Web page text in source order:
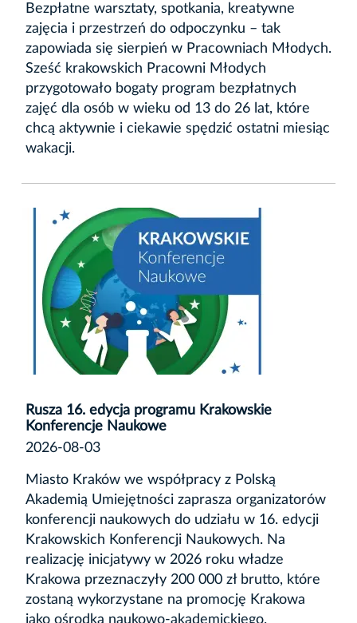
Bezpłatne warsztaty, spotkania, kreatywne
zajęcia i przestrzeń do odpoczynku – tak
zapowiada się sierpień w Pracowniach Młodych.
Sześć krakowskich Pracowni Młodych
przygotowało bogaty program bezpłatnych
zajęć dla osób w wieku od 13 do 26 lat, które
chcą aktywnie i ciekawie spędzić ostatni miesiąc
wakacji.
Rusza 16. edycja programu Krakowskie
Konferencje Naukowe
2026-08-03
Miasto Kraków we współpracy z Polską
Akademią Umiejętności zaprasza organizatorów
konferencji naukowych do udziału w 16. edycji
Krakowskich Konferencji Naukowych. Na
realizację inicjatywy w 2026 roku władze
Krakowa przeznaczyły 200 000 zł brutto, które
zostaną wykorzystane na promocję Krakowa
jako ośrodka naukowo-akademickiego.